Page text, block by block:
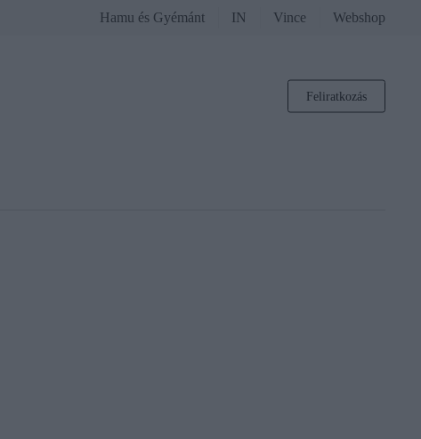
Hamu és Gyémánt IN Vince Webshop
Feliratkozás